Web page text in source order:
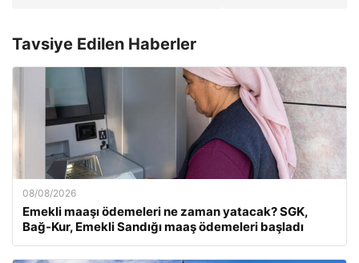
Tavsiye Edilen Haberler
08/08/2026
Emekli maaşı ödemeleri ne zaman yatacak? SGK,
Bağ-Kur, Emekli Sandığı maaş ödemeleri başladı